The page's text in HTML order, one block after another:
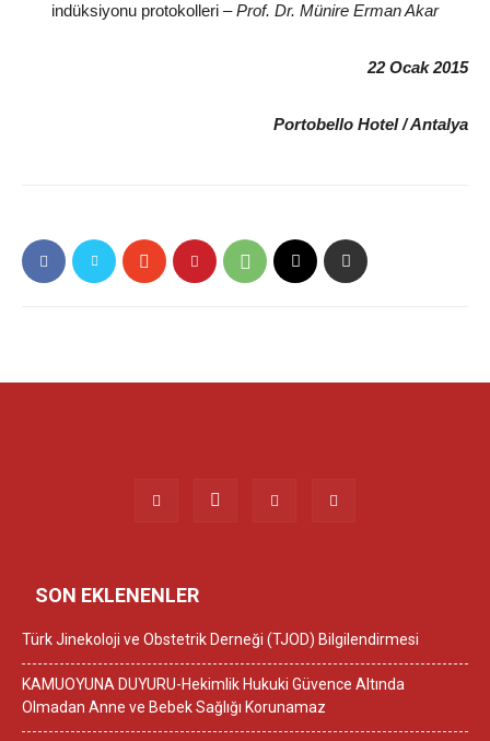
indüksiyonu protokolleri –Prof. Dr. Münire Erman Akar
22 Ocak 2015
Portobello Hotel / Antalya
SON EKLENENLER
Türk Jinekoloji ve Obstetrik Derneği (TJOD) Bilgilendirmesi
KAMUOYUNA DUYURU-Hekimlik Hukuki Güvence Altında
Olmadan Anne ve Bebek Sağlığı Korunamaz